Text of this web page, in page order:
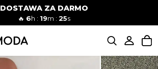
DOSTAWA ZA DARMO
🔥 6h : 19m : 24s